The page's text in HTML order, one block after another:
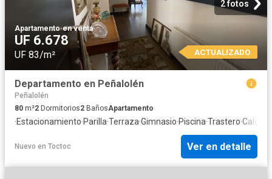
2 fotos
Apartamento·en venta
UF 6.678
UF 83/m² ACTUALIZADO
Departamento en Peñalolén
Peñalolén
80 m²2 Dormitorios2 BañosApartamento
·Estacionamiento·Parilla·Terraza·Gimnasio·Piscina·Trastero·
Nuevo en Toctoc Ver en detalle